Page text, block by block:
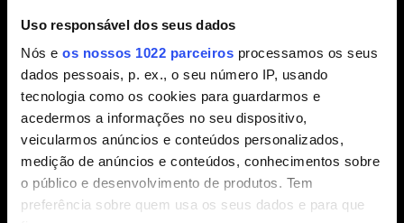
Uso responsável dos seus dados
Nós e os nossos 1022 parceiros processamos os seus
dados pessoais, p. ex., o seu número IP, usando
tecnologia como os cookies para guardarmos e
acedermos a informações no seu dispositivo,
veicularmos anúncios e conteúdos personalizados,
medição de anúncios e conteúdos, conhecimentos sobre
o público e desenvolvimento de produtos. Tem
preferência sobre quem usa os seus dados e para que
Adicionar arquivo
Você pode anexar um arquivo para o seu relatório, ex: uma
foto do erro no caso de problemas gráficos. Limite: 12 MB